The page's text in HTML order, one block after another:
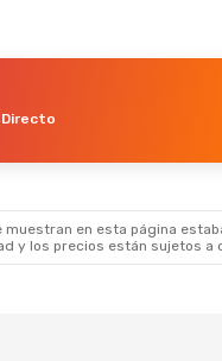
Lun.,
Directo
muestran en esta página
y los precios están sujetos a